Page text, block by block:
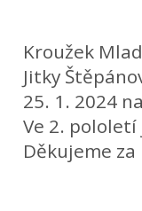
Kroužek
Jitky
25. 1. 2024
Ve 2.
Děkujeme